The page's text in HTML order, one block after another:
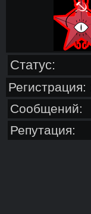
Статус:
Регистрация:
Сообщений:
Репутация: